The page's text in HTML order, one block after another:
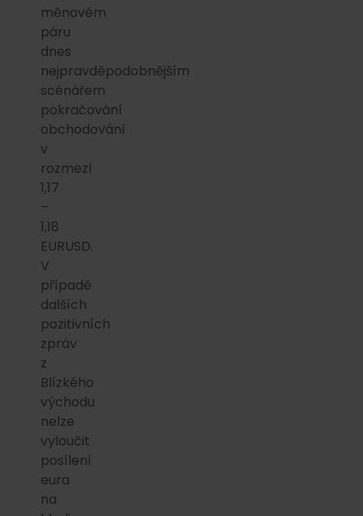
měnovém
páru
dnes
nejpravděpodobnějším
scénářem
pokračování
obchodování
v
rozmezí
1,17
–
1,18
EURUSD.
V
případě
dalších
pozitivních
zpráv
z
Blízkého
východu
nelze
vyloučit
posílení
eura
na